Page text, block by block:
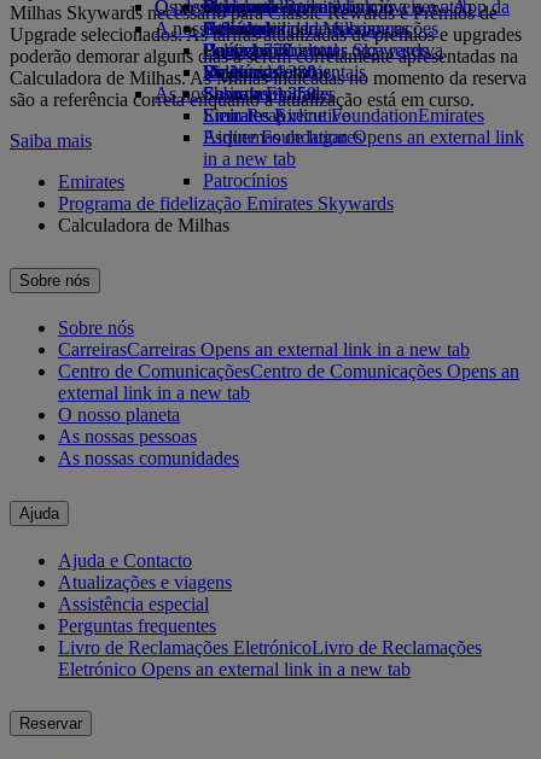
Opens an external link in a new tab
Bebidas
A nossa frota
Boeing 777
Emirates A380
Emirates A350
Emirates Executive
Esquemas de lugares
Brinquedos para crianças
Atividades para as crianças
O nosso planeta
Sustentabilidade nas operações
Política ambiental
Relatórios ambientais
As nossas comunidades
Emirates Airline FoundationEmirates
Airline Foundation Opens an external link
in a new tab
Patrocínios
Os destinos mais recentes
Helsínquia
Hangzhou
Da Nang
Shenzhen
Siem Reap
Skywards Rail
Calculadora de Milhas
Login em Emirates Skywards
Skywards+
Site para dispositivos móveis e a App da
Emirates
Cancelar ou alterar uma reserva
Viagens afetadas
Sobre a Emirates
Milhas Skywards necessário para Classic Rewards e Prémios de
Upgrade selecionados. As tarifas atualizadas de prémios e upgrades
poderão demorar alguns dias a serem corretamente apresentadas na
Calculadora de Milhas. As Milhas indicadas no momento da reserva
são a referência correta enquanto a atualização está em curso.
Saiba mais
Emirates
Programa de fidelização Emirates Skywards
Calculadora de Milhas
Sobre nós
Sobre nós
CarreirasCarreiras Opens an external link in a new tab
Centro de ComunicaçõesCentro de Comunicações Opens an
external link in a new tab
O nosso planeta
As nossas pessoas
As nossas comunidades
Ajuda
Ajuda e Contacto
Atualizações e viagens
Assistência especial
Perguntas frequentes
Livro de Reclamações EletrónicoLivro de Reclamações
Eletrónico Opens an external link in a new tab
Reservar